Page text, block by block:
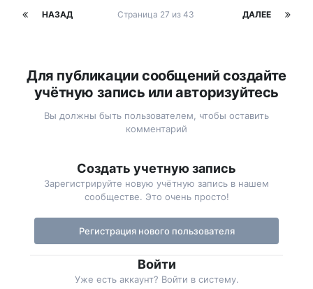
НАЗАД ДАЛЕЕ
Страница 27 из 43
Для публикации сообщений создайте
учётную запись или авторизуйтесь
Вы должны быть пользователем, чтобы оставить
комментарий
Создать учетную запись
Зарегистрируйте новую учётную запись в нашем
сообществе. Это очень просто!
Регистрация нового пользователя
Войти
Уже есть аккаунт? Войти в систему.